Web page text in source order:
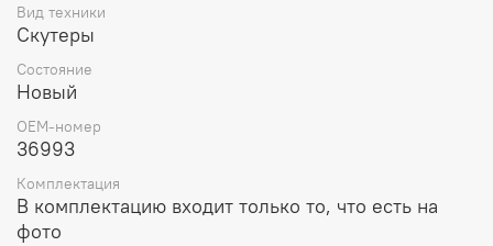
Вид техники
Скутеры
Состояние
Новый
OEM-номер
36993
Комплектация
В комплектацию входит только то, что есть на
фото